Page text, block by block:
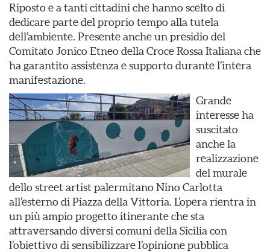
Riposto e a tanti cittadini che hanno scelto di
dedicare parte del proprio tempo alla tutela
dell’ambiente. Presente anche un presidio del
Comitato Jonico Etneo della Croce Rossa Italiana che
ha garantito assistenza e supporto durante l’intera
manifestazione.
Grande
interesse ha
suscitato
anche la
realizzazione
del murale
dello street artist palermitano Nino Carlotta
all’esterno di Piazza della Vittoria. L’opera rientra in
un più ampio progetto itinerante che sta
attraversando diversi comuni della Sicilia con
l’obiettivo di sensibilizzare l’opinione pubblica